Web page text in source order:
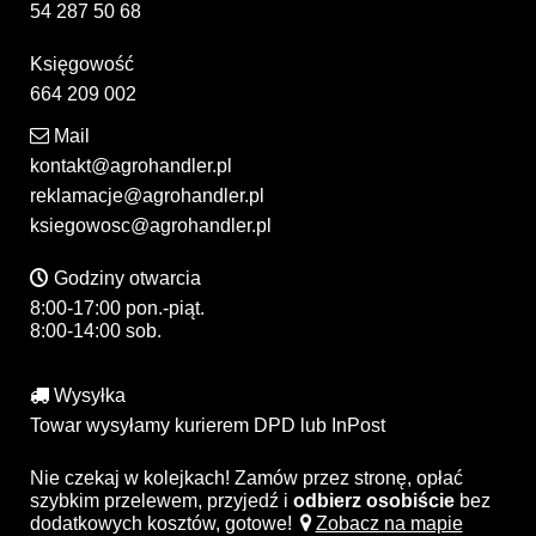
54 287 50 68
Księgowość
664 209 002
Mail
kontakt@agrohandler.pl
reklamacje@agrohandler.pl
ksiegowosc@agrohandler.pl
Godziny otwarcia
8:00-17:00 pon.-piąt.
8:00-14:00 sob.
Wysyłka
Towar wysyłamy kurierem DPD lub InPost
Nie czekaj w kolejkach! Zamów przez stronę, opłać
szybkim przelewem, przyjedź i odbierz osobiście bez
dodatkowych kosztów, gotowe!
Zobacz na mapie